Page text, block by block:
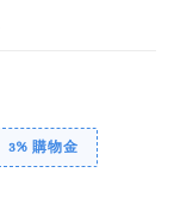
3% 購物金